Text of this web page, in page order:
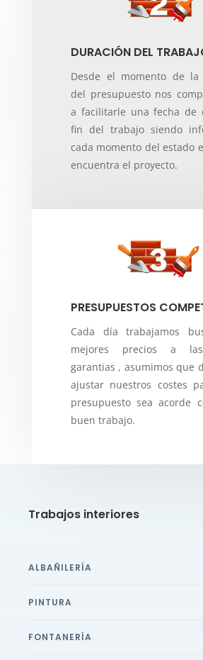
DURACIÓN DEL
Desde el momento de la
del presupuesto nos
a facilitarle una fecha de
fin del trabajo siendo
cada momento del estado
encuentra el proyecto.
PRESUPUESTOS
Cada día trabajamos
mejores precios a
garantias , asumimos que
ajustar nuestros costes
presupuesto sea acorde
buen trabajo.
Trabajos interiores
ALBAÑILERÍA
PINTURA
FONTANERÍA